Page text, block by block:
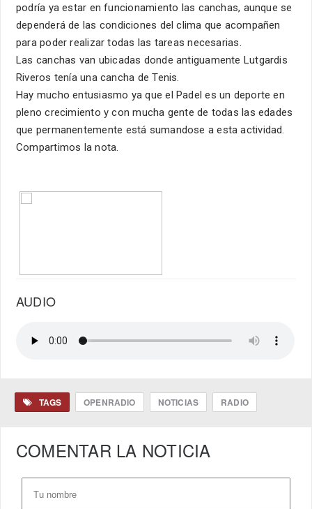
podría ya estar en funcionamiento las canchas, aunque se
dependerá de las condiciones del clima que acompañen
para poder realizar todas las tareas necesarias.
Las canchas van ubicadas donde antiguamente Lutgardis
Riveros tenía una cancha de Tenis.
Hay mucho entusiasmo ya que el Padel es un deporte en
pleno crecimiento y con mucha gente de todas las edades
que permanentemente está sumandose a esta actividad.
Compartimos la nota.
AUDIO
TAGS OPENRADIO NOTICIAS RADIO
COMENTAR LA NOTICIA